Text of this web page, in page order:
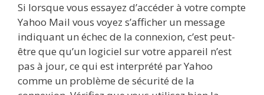
Si lorsque vous essayez d’accéder à votre compte
Yahoo Mail vous voyez s’afficher un message
indiquant un échec de la connexion, c’est peut-
être que qu’un logiciel sur votre appareil n’est
pas à jour, ce qui est interprété par Yahoo
comme un problème de sécurité de la